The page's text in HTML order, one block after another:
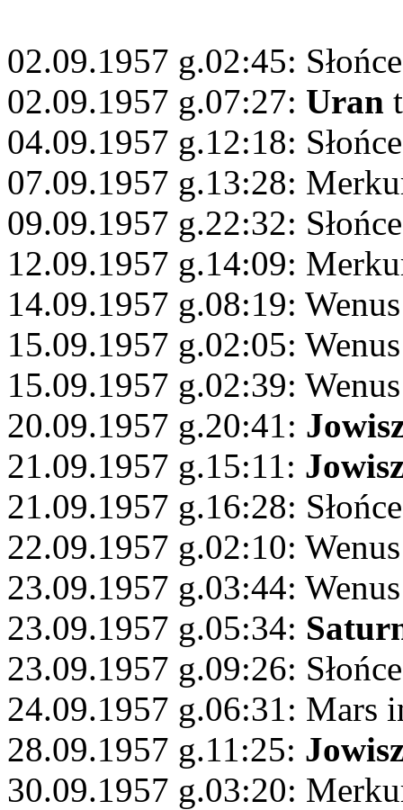
02.09.1957 g.02:45:
02.09.1957 g.07:27: Uran
04.09.1957 g.12:18:
07.09.1957 g.13:28:
09.09.1957 g.22:32:
12.09.1957 g.14:09:
14.09.1957 g.08:19:
15.09.1957 g.02:05:
15.09.1957 g.02:39:
20.09.1957 g.20:41:
21.09.1957 g.15:11:
21.09.1957 g.16:28:
22.09.1957 g.02:10:
23.09.1957 g.03:44:
23.09.1957 g.05:34:
23.09.1957 g.09:26:
24.09.1957 g.06:31: Mars
28.09.1957 g.11:25:
30.09.1957 g.03:20: